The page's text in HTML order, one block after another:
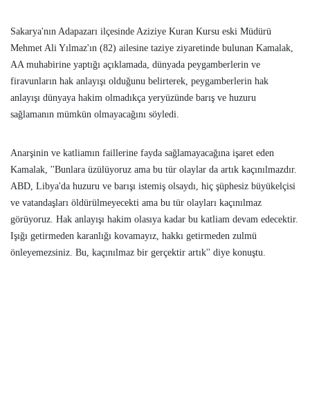
Sakarya'nın Adapazarı ilçesinde Aziziye Kuran Kursu eski Müdürü
Mehmet Ali Yılmaz'ın (82) ailesine taziye ziyaretinde bulunan Kamalak,
AA muhabirine yaptığı açıklamada, dünyada peygamberlerin ve
firavunların hak anlayışı olduğunu belirterek, peygamberlerin hak
anlayışı dünyaya hakim olmadıkça yeryüzünde barış ve huzuru
sağlamanın mümkün olmayacağını söyledi.
Anarşinin ve katliamın faillerine fayda sağlamayacağına işaret eden
Kamalak, ''Bunlara üzülüyoruz ama bu tür olaylar da artık kaçınılmazdır.
ABD, Libya'da huzuru ve barışı istemiş olsaydı, hiç şüphesiz büyükelçisi
ve vatandaşları öldürülmeyecekti ama bu tür olayları kaçınılmaz
görüyoruz. Hak anlayışı hakim olasıya kadar bu katliam devam edecektir.
Işığı getirmeden karanlığı kovamayız, hakkı getirmeden zulmü
önleyemezsiniz. Bu, kaçınılmaz bir gerçektir artık'' diye konuştu.